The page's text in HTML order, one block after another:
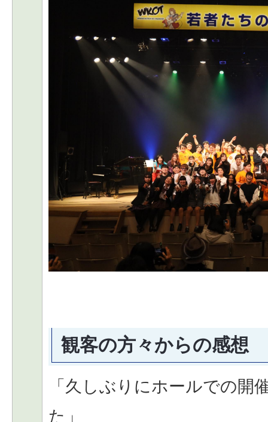
観客の方々からの感想
「久しぶりにホールでの開
た」